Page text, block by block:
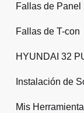
Fallas de Panel
Fallas de T-con
HYUNDAI 32
Instalación de
Mis